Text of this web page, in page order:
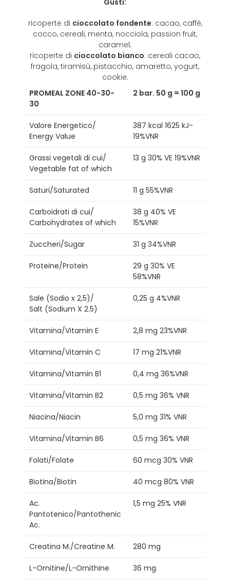
Gusti:
ricoperte di cioccolato fondente: cacao, caffè,
cocco, cereali, menta, nocciola, passion fruit,
caramel;
ricoperte di cioccolato bianco: cereali cacao,
fragola, tiramisù, pistacchio, amaretto, yogurt,
cookie.
PROMEAL ZONE 40-30-
30
2 bar. 50 g = 100 g
Valore Energetico/
Energy Value
387 kcal 1625 kJ-
19%VNR
Grassi vegetali di cui/
Vegetable fat of which
13 g 30% VE 19%VNR
Saturi/Saturated 11 g 55%VNR
Carboidrati di cui/
Carbohydrates of which
38 g 40% VE
15%VNR
Zuccheri/Sugar 31 g 34%VNR
Proteine/Protein
29 g 30% VE
58%VNR
Sale (Sodio x 2,5)/
Salt (Sodium X 2.5)
0,25 g 4%VNR
Vitamina/Vitamin E 2,8 mg 23%VNR
Vitamina/Vitamin C 17 mg 21%VNR
Vitamina/Vitamin B1 0,4 mg 36%VNR
Vitamina/Vitamin B2 0,5 mg 36% VNR
Niacina/Niacin 5,0 mg 31% VNR
Vitamina/Vitamin B6 0,5 mg 36% VNR
Folati/Folate 60 mcg 30% VNR
Biotina/Biotin 40 mcg 80% VNR
Ac.
Pantotenico/Pantothenic
Ac.
1,5 mg 25% VNR
Creatina M./Creatine M. 280 mg
L-Ornitine/L-Ornithine 36 mg